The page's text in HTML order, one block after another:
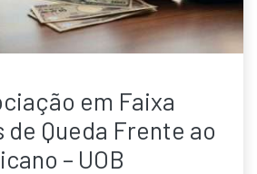
em Faixa
de Queda Frente ao
– UOB